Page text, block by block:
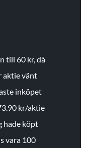
till 60 kr, då
aktie vänt
inköpet
kr/aktie
hade köpt
vara 100